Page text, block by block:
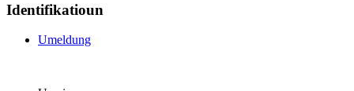
Identifikatioun
Umeldung